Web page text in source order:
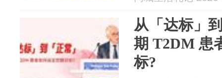
从「达标」
期 T2DM 患
标?